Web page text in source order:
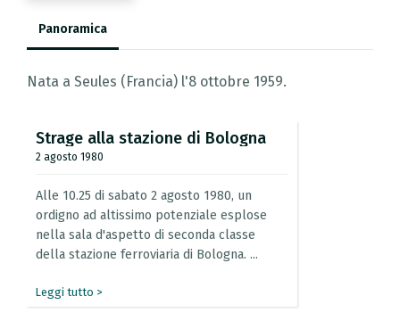
Panoramica
Nata a Seules (Francia) l'8 ottobre 1959.
Strage alla stazione di Bologna
2 agosto 1980
Alle 10.25 di sabato 2 agosto 1980, un
ordigno ad altissimo potenziale esplose
nella sala d'aspetto di seconda classe
della stazione ferroviaria di Bologna. ...
Leggi tutto >